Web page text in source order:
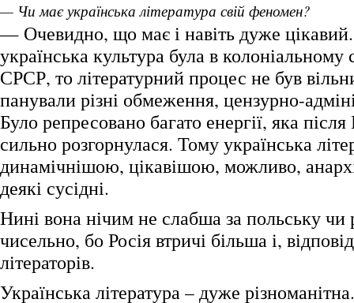
— Чи має українська література свій феномен?
— Очевидно, що має і навіть дуже
українська культура була в колоніальному
СРСР, то літературний процес не був
панували різні обмеження, цензурно-
Було репресовано багато енергії, яка
сильно розгорнулася. Тому українська
динамічнішою, цікавішою, можливо,
деякі сусідні.
Нині вона нічим не слабша за польську
чисельно, бо Росія втричі більша і,
літераторів.
Українська література – дуже